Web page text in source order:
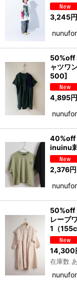
3,245円
ャツ
500]
4,895円
inuinu
2,376円
50%off
レー
1（
14,300
在庫数